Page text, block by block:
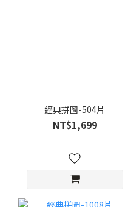
經典拼圖-504片
NT$1,699